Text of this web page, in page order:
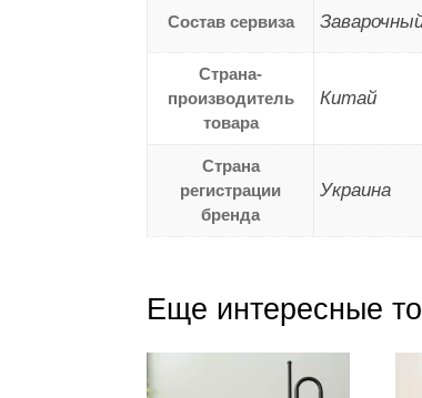
Состав сервиза
Страна-
производитель
товара
Китай
Страна
регистрации
бренда
Украина
Еще интересные